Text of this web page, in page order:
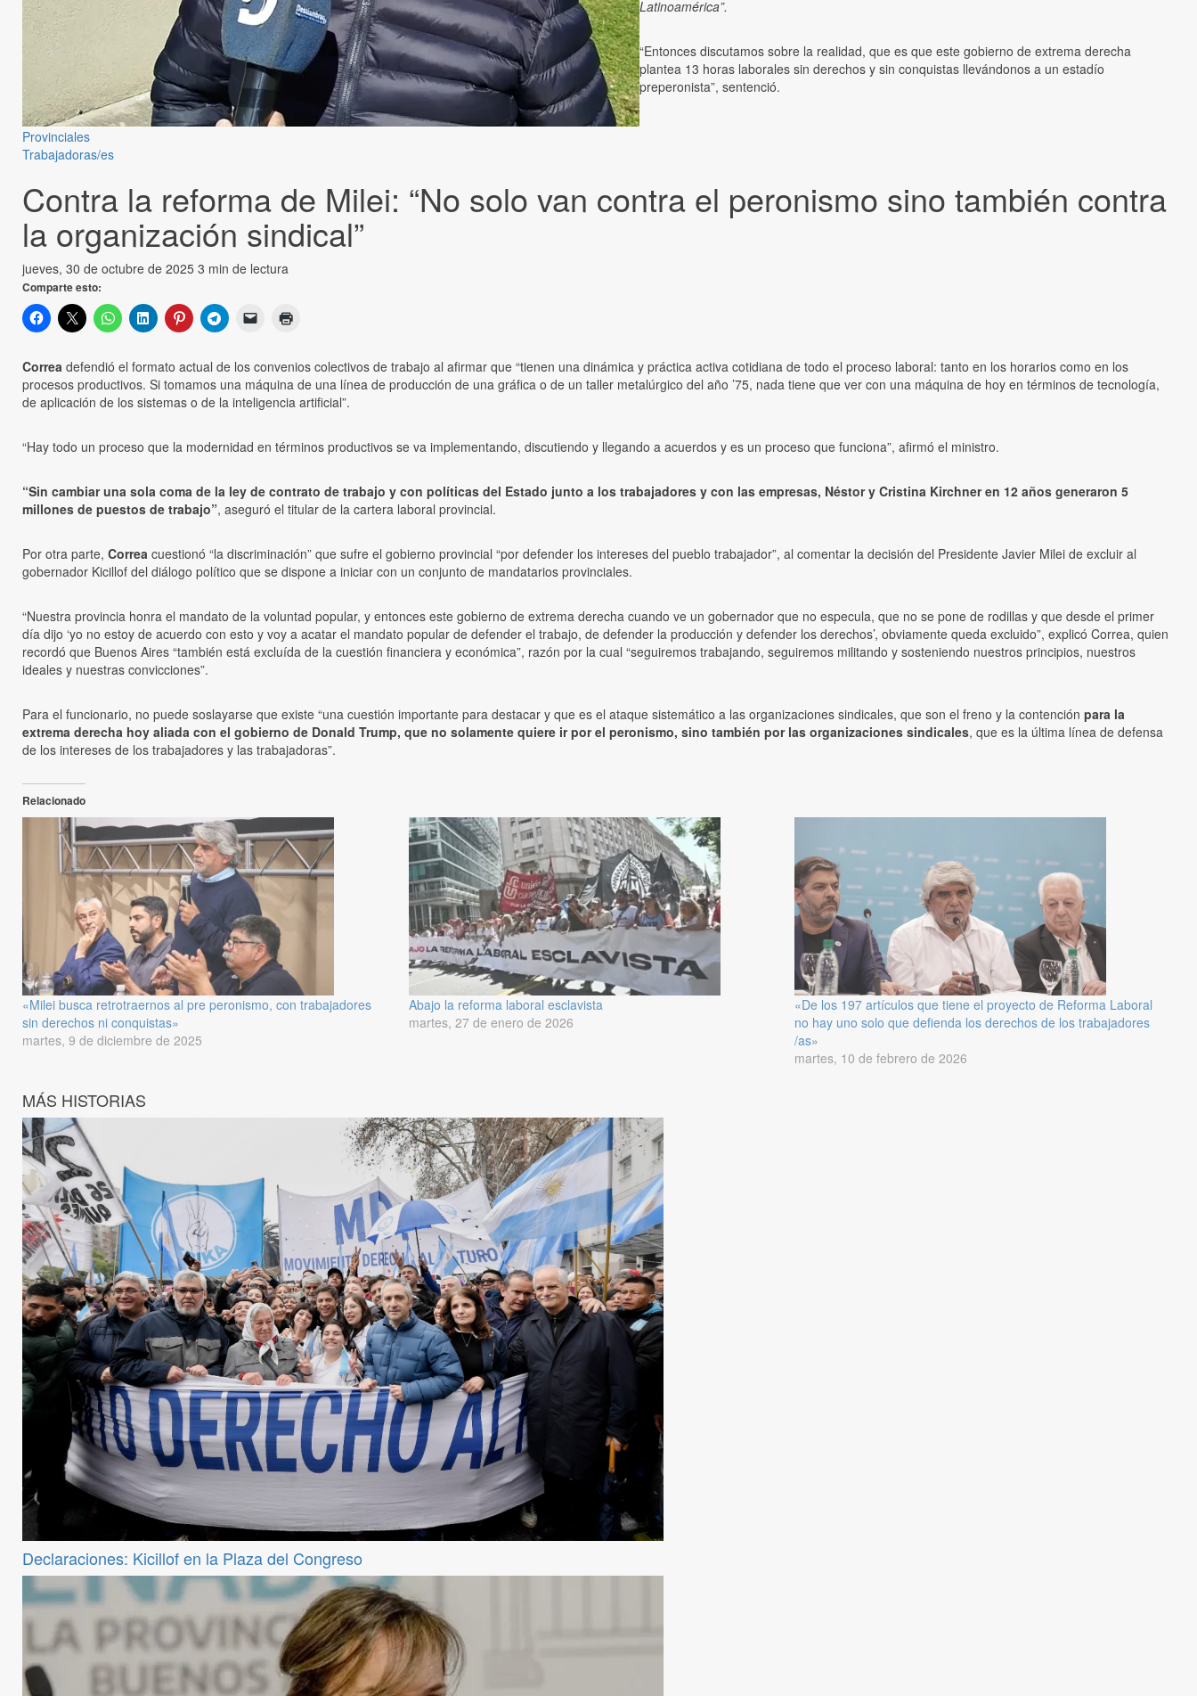
Provinciales
Trabajadoras/es
Contra la reforma de Milei: “No solo van contra el peronismo sino también contra
la organización sindical”
jueves, 30 de octubre de 2025 3 min de lectura
Comparte esto:
Latinoamérica”.
“Entonces discutamos sobre la realidad, que es que este gobierno de extrema derecha
plantea 13 horas laborales sin derechos y sin conquistas llevándonos a un estadío
preperonista”, sentenció.
Correa defendió el formato actual de los convenios colectivos de trabajo al afirmar que “tienen una dinámica y práctica activa cotidiana de todo el proceso laboral: tanto en los horarios como en los
procesos productivos. Si tomamos una máquina de una línea de producción de una gráfica o de un taller metalúrgico del año ’75, nada tiene que ver con una máquina de hoy en términos de tecnología,
de aplicación de los sistemas o de la inteligencia artificial”.
“Hay todo un proceso que la modernidad en términos productivos se va implementando, discutiendo y llegando a acuerdos y es un proceso que funciona”, afirmó el ministro.
“Sin cambiar una sola coma de la ley de contrato de trabajo y con políticas del Estado junto a los trabajadores y con las empresas, Néstor y Cristina Kirchner en 12 años generaron 5
millones de puestos de trabajo”, aseguró el titular de la cartera laboral provincial.
Por otra parte, Correa cuestionó “la discriminación” que sufre el gobierno provincial “por defender los intereses del pueblo trabajador”, al comentar la decisión del Presidente Javier Milei de excluir al
gobernador Kicillof del diálogo político que se dispone a iniciar con un conjunto de mandatarios provinciales.
“Nuestra provincia honra el mandato de la voluntad popular, y entonces este gobierno de extrema derecha cuando ve un gobernador que no especula, que no se pone de rodillas y que desde el primer
día dijo ‘yo no estoy de acuerdo con esto y voy a acatar el mandato popular de defender el trabajo, de defender la producción y defender los derechos’, obviamente queda excluido”, explicó Correa, quien
recordó que Buenos Aires “también está excluída de la cuestión financiera y económica”, razón por la cual “seguiremos trabajando, seguiremos militando y sosteniendo nuestros principios, nuestros
ideales y nuestras convicciones”.
Para el funcionario, no puede soslayarse que existe “una cuestión importante para destacar y que es el ataque sistemático a las organizaciones sindicales, que son el freno y la contención para la
extrema derecha hoy aliada con el gobierno de Donald Trump, que no solamente quiere ir por el peronismo, sino también por las organizaciones sindicales, que es la última línea de defensa
de los intereses de los trabajadores y las trabajadoras”.
Relacionado
«Milei busca retrotraernos al pre peronismo, con trabajadores
sin derechos ni conquistas»
martes, 9 de diciembre de 2025
Abajo la reforma laboral esclavista
martes, 27 de enero de 2026
«De los 197 artículos que tiene el proyecto de Reforma Laboral
no hay uno solo que defienda los derechos de los trabajadores
/as»
martes, 10 de febrero de 2026
MÁS HISTORIAS
Declaraciones: Kicillof en la Plaza del Congreso